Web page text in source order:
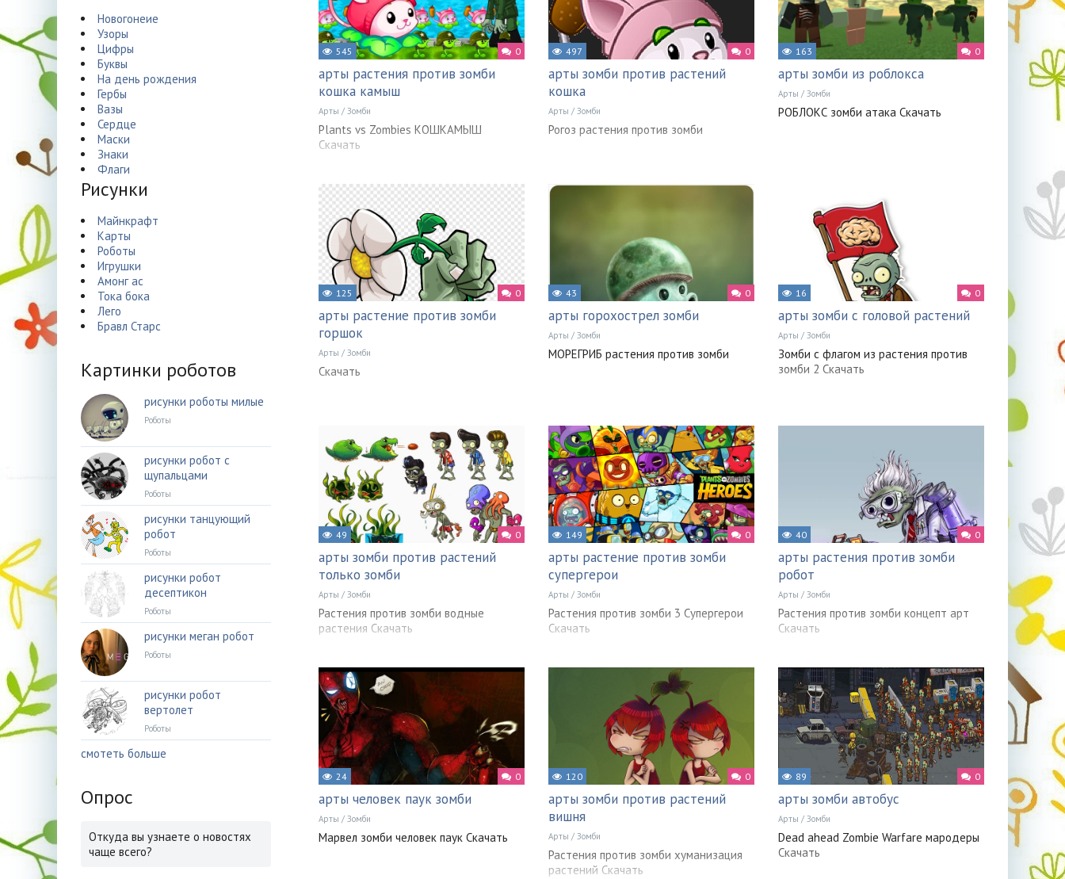
545 0
арты растения против зомби
кошка камыш
Арты / Зомби
Plants vs Zombies КОШКАМЫШ
Скачать
497 0
арты зомби против растений
кошка
Арты / Зомби
Рогоз растения против зомби
163 0
арты зомби из роблокса
Арты / Зомби
РОБЛОКС зомби атака Скачать
125 0
арты растение против зомби
горшок
Арты / Зомби
Скачать
43 0
арты горохострел зомби
Арты / Зомби
МОРЕГРИБ растения против зомби
16 0
арты зомби с головой растений
Арты / Зомби
Зомби с флагом из растения против
зомби 2 Скачать
49 0
арты зомби против растений
только зомби
Арты / Зомби
Растения против зомби водные
растения Скачать
149 0
арты растение против зомби
супергерои
Арты / Зомби
Растения против зомби 3 Супергерои
Скачать
40 0
арты растения против зомби
робот
Арты / Зомби
Растения против зомби концепт арт
Скачать
24 0
арты человек паук зомби
Арты / Зомби
Марвел зомби человек паук Скачать
120 0
арты зомби против растений
вишня
Арты / Зомби
Растения против зомби хуманизация
растений Скачать
89 0
арты зомби автобус
Арты / Зомби
Dead ahead Zombie Warfare мародеры
Скачать
Новогонеие
Узоры
Цифры
Буквы
На день рождения
Гербы
Вазы
Сердце
Маски
Знаки
Флаги
Рисунки
Майнкрафт
Карты
Роботы
Игрушки
Амонг ас
Тока бока
Лего
Бравл Старс
Картинки роботов
рисунки роботы милые
Роботы
рисунки робот с
щупальцами
Роботы
рисунки танцующий
робот
Роботы
рисунки робот
десептикон
Роботы
рисунки меган робот
Роботы
рисунки робот
вертолет
Роботы
смотеть больше
Опрос
Откуда вы узнаете о новостях
чаще всего?